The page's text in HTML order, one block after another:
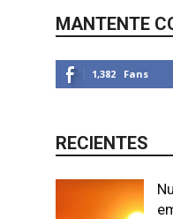
MANTENTE
1,382 Fans
RECIENTES